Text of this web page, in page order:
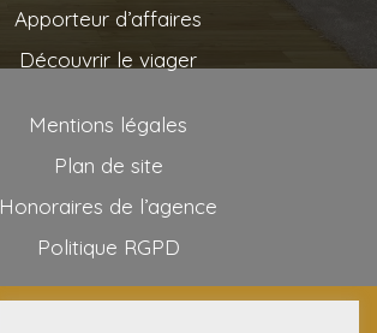
Apporteur d’affaires
Découvrir le viager
Mentions légales
Plan de site
Honoraires de l’agence
Politique RGPD